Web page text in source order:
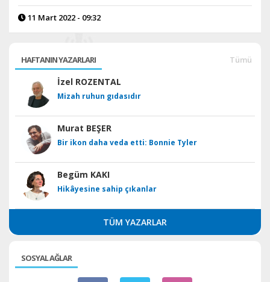
11 Mart 2022 - 09:32
HAFTANIN YAZARLARI Tümü
İzel ROZENTAL
Mizah ruhun gıdasıdır
Murat BEŞER
Bir ikon daha veda etti: Bonnie Tyler
Begüm KAKI
Hikâyesine sahip çıkanlar
TÜM YAZARLAR
SOSYAL AĞLAR